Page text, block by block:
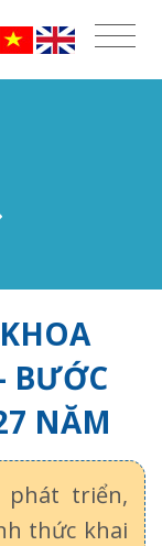
BƯỚC
NĂM
phát triển,
thức khai